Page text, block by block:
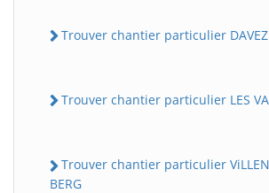
Trouver chantier particulier
Trouver chantier particulier LES
Trouver chantier particulier
BERG